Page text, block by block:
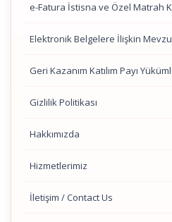
e-Fatura İstisna ve Özel Matrah
Elektronik Belgelere İlişkin
Geri Kazanım Katılım Payı
Gizlilik Politikası
Hakkımızda
Hizmetlerimiz
İletişim / Contact Us